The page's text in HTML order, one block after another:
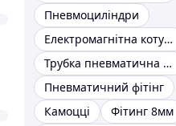
Пневмоциліндри
Електромагнітна котушка 24v
Трубка пневматична 10 мм
Пневматичний фітінг
Камоцці
Фітинг 8мм